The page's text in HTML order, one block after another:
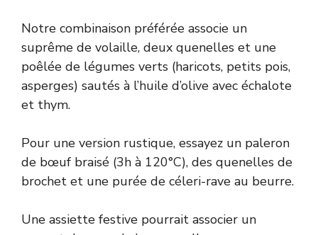
Notre combinaison préférée associe un
suprême de volaille, deux quenelles et une
poêlée de légumes verts (haricots, petits pois,
asperges) sautés à l’huile d’olive avec échalote
et thym.
Pour une version rustique, essayez un paleron
de bœuf braisé (3h à 120°C), des quenelles de
brochet et une purée de céleri-rave au beurre.
Une assiette festive pourrait associer un